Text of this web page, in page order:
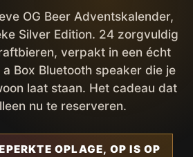
OG Beer Adventskalender,
Silver Edition. 24 zorgvuldig
verpakt in een écht
Box Bluetooth speaker die je
laat staan. Het cadeau dat
nu te reserveren.
OPLAGE, OP IS OP